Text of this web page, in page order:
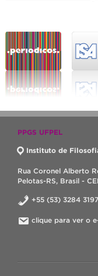
PPGS UFPEL
Instituto de
Rua Coronel Alberto
Pelotas-RS, Brasil -
+55 (53) 3284 3197
clique para ver o